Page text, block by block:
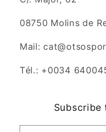
08750 Molins de
Mail:
Tél.: +0034
Subscribe